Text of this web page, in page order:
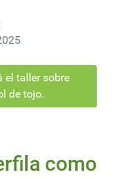
el taller sobre
de tojo.
como